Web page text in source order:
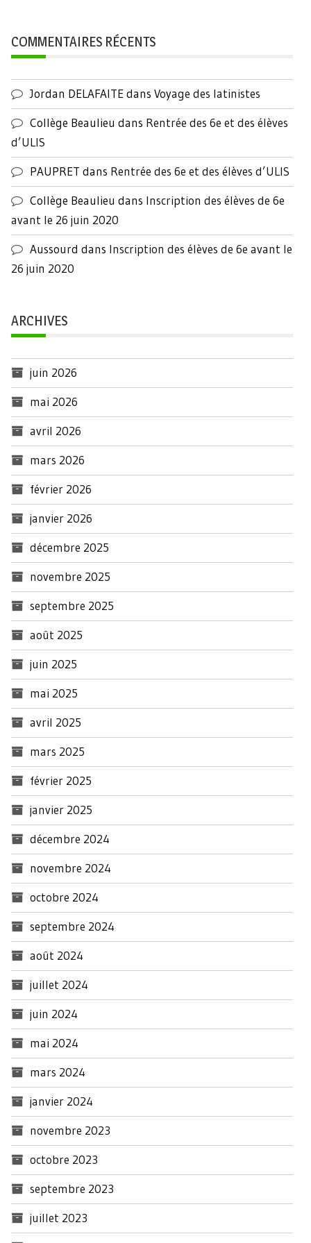
COMMENTAIRES RÉCENTS
Jordan DELAFAITEdans Voyage des latinistes
Collège Beaulieu dans Rentrée des 6e et des élèves
d’ULIS
PAUPRET dans Rentrée des 6e et des élèves d’ULIS
Collège Beaulieu dans Inscription des élèves de 6e
avant le 26 juin 2020
Aussourd dans Inscription des élèves de 6e avant le
26 juin 2020
ARCHIVES
juin 2026
mai 2026
avril 2026
mars 2026
février 2026
janvier 2026
décembre 2025
novembre 2025
septembre 2025
août 2025
juin 2025
mai 2025
avril 2025
mars 2025
février 2025
janvier 2025
décembre 2024
novembre 2024
octobre 2024
septembre 2024
août 2024
juillet 2024
juin 2024
mai 2024
mars 2024
janvier 2024
novembre 2023
octobre 2023
septembre 2023
juillet 2023